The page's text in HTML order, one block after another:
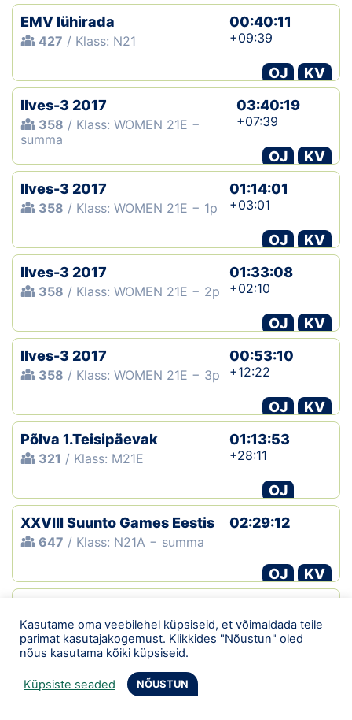
EMV lühirada
427 / Klass: N21
00:40:11
+09:39
OJ
KV
Ilves-3 2017
358 / Klass: WOMEN 21E −
summa
03:40:19
+07:39
OJ
KV
Ilves-3 2017
358 / Klass: WOMEN 21E − 1p
01:14:01
+03:01
OJ
KV
Ilves-3 2017
358 / Klass: WOMEN 21E − 2p
01:33:08
+02:10
OJ
KV
Ilves-3 2017
358 / Klass: WOMEN 21E − 3p
00:53:10
+12:22
OJ
KV
Põlva 1.Teisipäevak
321 / Klass: M21E
01:13:53
+28:11
OJ
XXVIII Suunto Games Eestis
647 / Klass: N21A − summa
02:29:12
OJ
KV
647/ Klass: N21A − 1p +00:39
XXVIII Suunto Games Eestis
Kasutame oma veebilehel küpsiseid, et võimaldada teile
parimat kasutajakogemust. Klikkides "Nõustun" oled
nõus kasutama kõiki küpsiseid.
Küpsiste seaded NÕUSTUN